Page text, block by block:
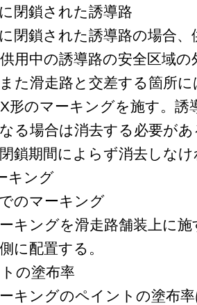
閉鎖された誘導路
閉鎖された誘導路の場合、
用中の誘導路の安全区域
た滑走路と交差する箇所
形のマーキングを施す。誘
る場合は消去する必要が
鎖期間によらず消去しな
キング
でのマーキング
キングを滑走路舗装上に
に配置する。
の塗布率
キングのペイントの塗布